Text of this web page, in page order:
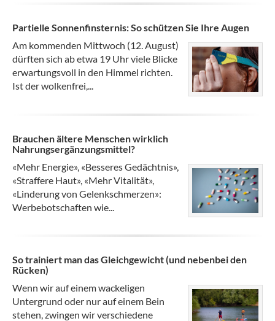
Partielle Sonnenfinsternis: So schützen Sie Ihre Augen
Am kommenden Mittwoch (12. August)
dürften sich ab etwa 19 Uhr viele Blicke
erwartungsvoll in den Himmel richten.
Ist der wolkenfrei,...
Brauchen ältere Menschen wirklich
Nahrungsergänzungsmittel?
«Mehr Energie», «Besseres Gedächtnis»,
«Straffere Haut», «Mehr Vitalität»,
«Linderung von Gelenkschmerzen»:
Werbebotschaften wie...
So trainiert man das Gleichgewicht (und nebenbei den
Rücken)
Wenn wir auf einem wackeligen
Untergrund oder nur auf einem Bein
stehen, zwingen wir verschiedene